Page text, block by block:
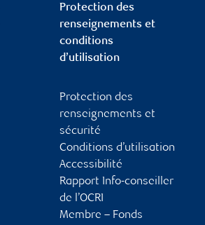
Protection des
renseignements et
conditions
d’utilisation
Protection des
renseignements et
sécurité
Conditions d’utilisation
Accessibilité
Rapport Info-conseiller
de l’OCRI
Membre – Fonds